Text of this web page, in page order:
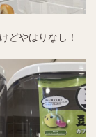
どやはりなし！